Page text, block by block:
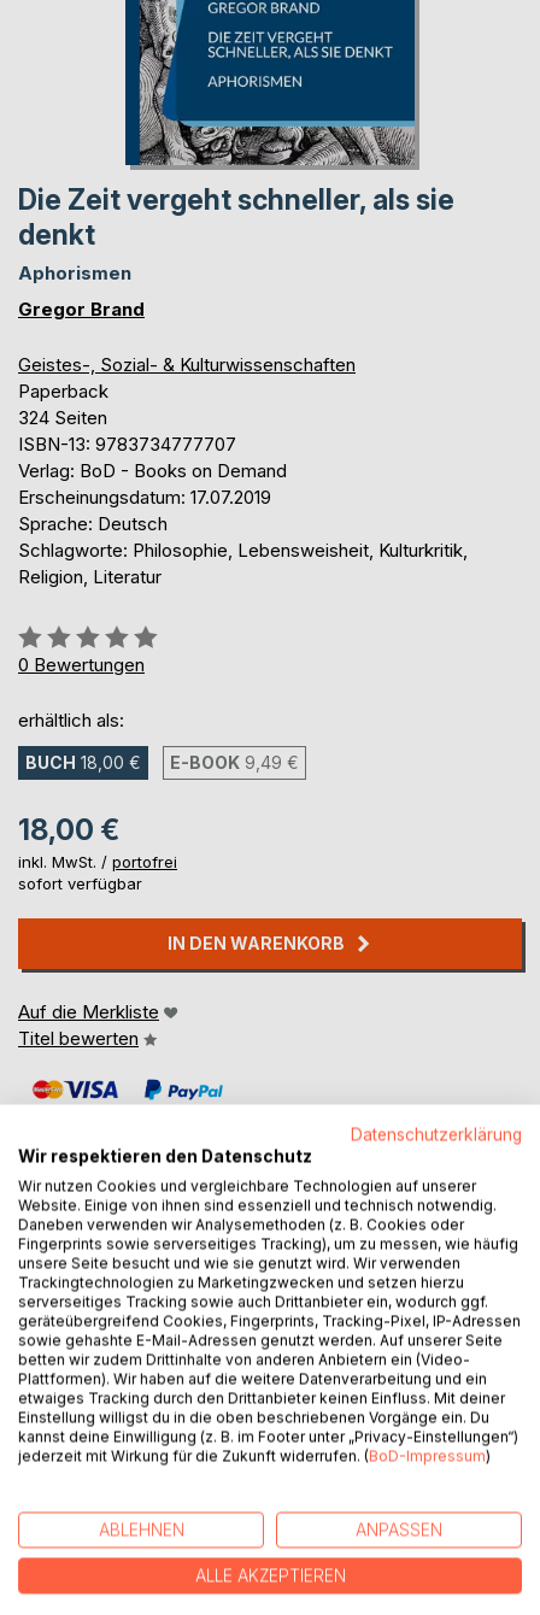
Die Zeit vergeht schneller, als sie
denkt
Aphorismen
Gregor Brand
Geistes-, Sozial- & Kulturwissenschaften
Paperback
324 Seiten
ISBN-13: 9783734777707
Verlag: BoD - Books on Demand
Erscheinungsdatum: 17.07.2019
Sprache: Deutsch
Schlagworte: Philosophie, Lebensweisheit, Kulturkritik,
Religion, Literatur
Bewertung::
0%
0 Bewertungen
erhältlich als:
BUCH 18,00 € E-BOOK 9,49 €
18,00 €
inkl. MwSt. / portofrei
sofort verfügbar
IN DEN WARENKORB
Auf die Merkliste
Titel bewerten
BESCHREIBUNG
Aphorismen des Schriftstellers Gregor Brand werden seit
Jahren in zahlreichen Büchern, im Internet und andernorts
gern zitiert.
Im vorliegenden Buch präsentiert der Autor eine
reichhaltige Auswahl aus bereits veröffentlichten
Aphorismen (Meschalim. Zweitausend Aphorismen. 2007)
sowie neue Gedanken und Beobachtungen.
Damit liegt erstmals ein repräsentativer Überblick über sein
bisheriges aphoristisches Werk vor.
Datenschutzerklärung
Wir respektieren den Datenschutz
Wir nutzen Cookies und vergleichbare Technologien auf unserer
Website. Einige von ihnen sind essenziell und technisch notwendig.
Daneben verwenden wir Analysemethoden (z. B. Cookies oder
Fingerprints sowie serverseitiges Tracking), um zu messen, wie häufig
unsere Seite besucht und wie sie genutzt wird. Wir verwenden
Trackingtechnologien zu Marketingzwecken und setzen hierzu
serverseitiges Tracking sowie auch Drittanbieter ein, wodurch ggf.
geräteübergreifend Cookies, Fingerprints, Tracking-Pixel, IP-Adressen
sowie gehashte E-Mail-Adressen genutzt werden. Auf unserer Seite
betten wir zudem Drittinhalte von anderen Anbietern ein (Video-
Plattformen). Wir haben auf die weitere Datenverarbeitung und ein
etwaiges Tracking durch den Drittanbieter keinen Einfluss. Mit deiner
Einstellung willigst du in die oben beschriebenen Vorgänge ein. Du
kannst deine Einwilligung (z. B. im Footer unter „Privacy-Einstellungen“)
jederzeit mit Wirkung für die Zukunft widerrufen. (BoD-Impressum)
ABLEHNEN ANPASSEN
ALLE AKZEPTIEREN